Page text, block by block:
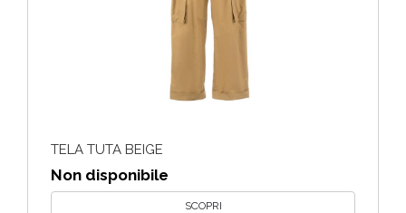
TELA TUTA BEIGE
Non disponibile
SCOPRI